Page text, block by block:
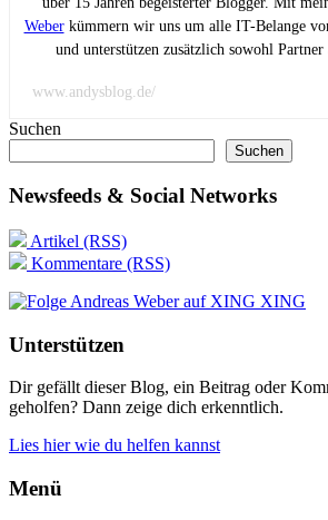
Weberkümmern wir uns um alle IT-Belange
und unterstützen zusätzlich sowohl
www.andysblog.de/
Suchen
Suchen
Newsfeeds & Social Networks
Artikel (RSS)
Kommentare (RSS)
XING
Unterstützen
Dir gefällt dieser Blog, ein Beitrag oder
geholfen? Dann zeige dich erkenntlich.
Lies hier wie du helfen kannst
Menü